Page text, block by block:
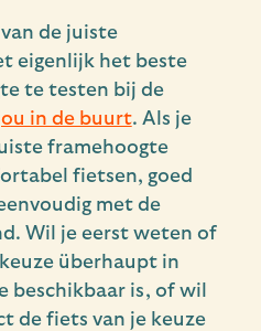
de juiste
eigenlijk het beste
te testen bij de
in de buurt. Als je
framehoogte
fietsen, goed
met de
Wil je eerst weten of
überhaupt in
beschikbaar is, of wil
de fiets van je keuze